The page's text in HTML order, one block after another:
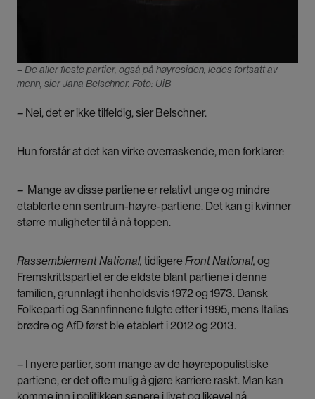
– De aller fleste partier, også på høyresiden, ledes fortsatt av
menn, sier Jana Belschner. Foto: UiB
– Nei, det er ikke tilfeldig, sier Belschner.
Hun forstår at det kan virke overraskende, men forklarer:
– Mange av disse partiene er relativt unge og mindre
etablerte enn sentrum-høyre-partiene. Det kan gi kvinner
større muligheter til å nå toppen.
Rassemblement National, tidligereFront National, og
Fremskrittspartiet er de eldste blant partiene i denne
familien, grunnlagt i henholdsvis 1972 og 1973. Dansk
Folkeparti og Sannfinnene fulgte etter i 1995, mens Italias
brødre og AfD først ble etablert i 2012 og 2013.
– I nyere partier, som mange av de høyrepopulistiske
partiene, er det ofte mulig å gjøre karriere raskt. Man kan
komme inn i politikken senere i livet og likevel nå